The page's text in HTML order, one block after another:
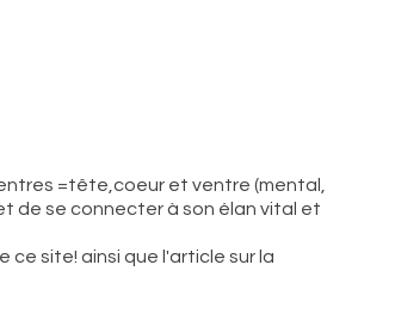
=tête,coeur et ventre (mental,
de se connecter à son élan vital et
ce site! ainsi que l'article sur la